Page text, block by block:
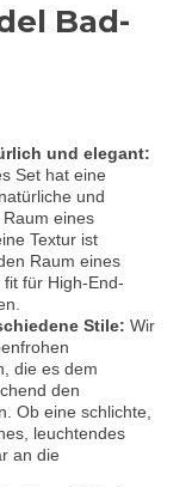
Bad-
und elegant:
Set hat eine
und
eines
Textur ist
Raum eines
für High-End-
Stile: Wir
die es dem
den
Ob eine schlichte,
leuchtendes
an die